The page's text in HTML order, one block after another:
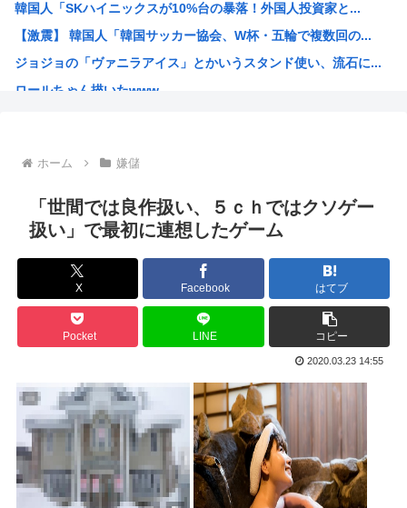
【画像あり】土方系アイドル、女子高生の間で大人気になって...
【衝撃】ケンドーコバヤシ、新型コロナ感染で謎の後遺症続く...
【高市】ウクライナのイベント「徴兵拉致」がこれ。もれなく...
韓国人「SKハイニックスが10%台の暴落！外国人投資家と...
【激震】 韓国人「韓国サッカー協会、W杯・五輪で複数回の...
ジョジョの「ヴァニラアイス」とかいうスタンド使い、流石に...
ロールちゃん描いたwww
緊縮財政論者として知られる大物財務官僚、高市早苗の逆鱗に...
海外「日本にはこんな特殊な標識があるんだけど皆は見たこと...
自民党「日本人56す56す56す56す56すコロスコロス...
露悪系アニメ、定義がよくわからなくなる
高市早苗「消費税減税の財源は今から考える」
声優の長谷川育美さんと結婚したいんやが
中国大使館に侵入した自衛官（24）、動機を告白「中国の強...
海外「ディズニーがゴミのようだ！」日本がアニメ化した米人...
今期アニメの評価、ついに固まる
韓国人「韓国サッカー協会W杯予選で外国人審判に性接待した...
「味方のふりをしてたが、実は敵のスパイだったキャラ」 何...
ホーム 嫌儲
「世間では良作扱い、５ｃｈではクソゲー
扱い」で最初に連想したゲーム
X Facebook はてブ
Pocket LINE コピー
2020.03.23 14:55